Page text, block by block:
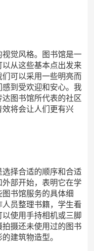
觉风格。图书馆是一
从这些基本点出发来
可以采用一些明亮而
到受欢迎和安心。我
图书馆所代表的社区
将会让人们更有兴
择合适的顺序和合适
部开始，表明它在学
书馆服务的具体细
员整理书籍，学生看
使用手持相机或三脚
摄还未使用过的图书
建筑物造型。